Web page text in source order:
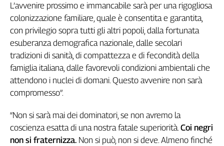
L’avvenire prossimo e immancabile sarà per una rigogliosa
colonizzazione familiare, quale è consentita e garantita,
con privilegio sopra tutti gli altri popoli, dalla fortunata
esuberanza demografica nazionale, dalle secolari
tradizioni di sanità, di compattezza e di fecondità della
famiglia italiana, dalle favorevoli condizioni ambientali che
attendono i nuclei di domani. Questo avvenire non sarà
compromesso”.
“Non si sarà mai dei dominatori, se non avremo la
coscienza esatta di una nostra fatale superiorità. Coi negri
non si fraternizza. Non si può, non si deve. Almeno finché